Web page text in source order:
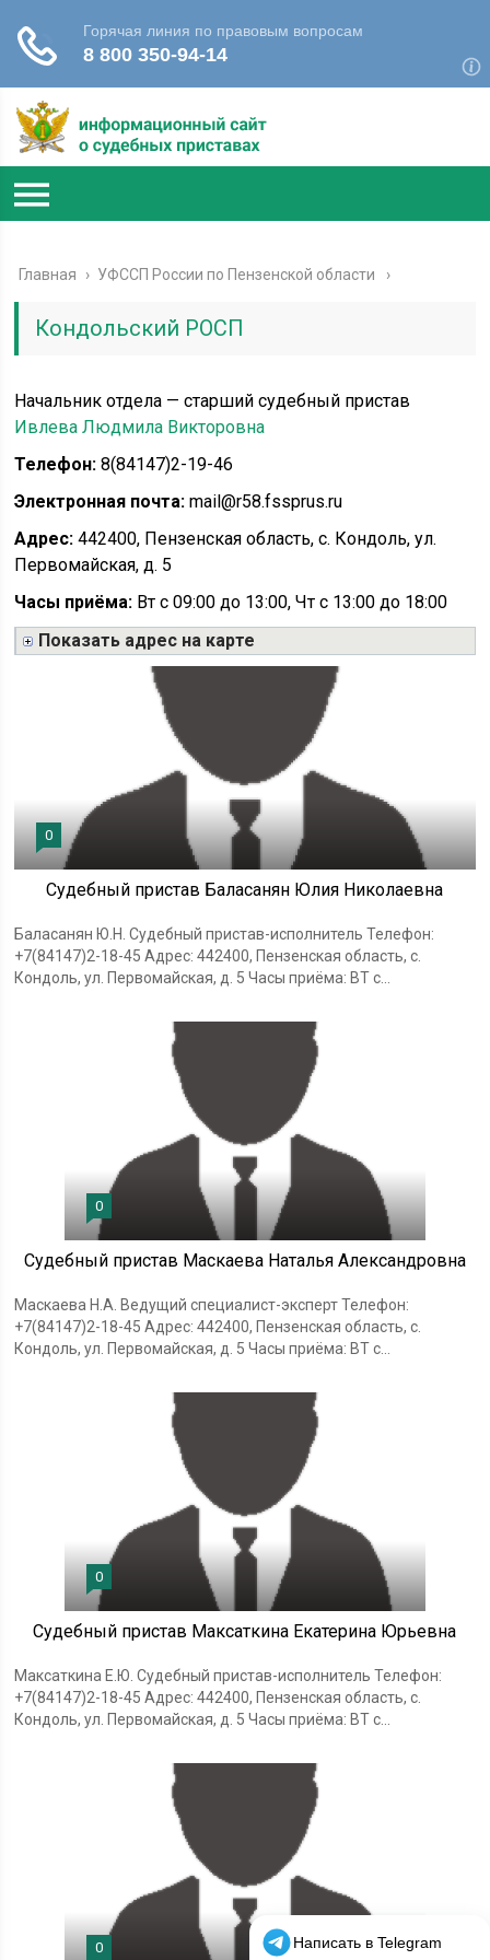
Главная › УФССП России по Пензенской области
Кондольский РОСП
Начальник отдела — старший судебный пристав
Ивлева Людмила Викторовна
Телефон: 8(84147)2-19-46
Электронная почта: mail@r58.fssprus.ru
Адрес: 442400, Пензенская область, с. Кондоль, ул.
Первомайская, д. 5
Часы приёма: Вт с 09:00 до 13:00, Чт с 13:00 до 18:00
Показать адрес на карте
0
Судебный пристав Баласанян Юлия Николаевна
Баласанян Ю.Н. Судебный пристав-исполнитель Телефон:
+7(84147)2-18-45 Адрес: 442400, Пензенская область, с.
Кондоль, ул. Первомайская, д. 5 Часы приёма: ВТ с...
0
Судебный пристав Маскаева Наталья Александровна
Маскаева Н.А. Ведущий специалист-эксперт Телефон:
+7(84147)2-18-45 Адрес: 442400, Пензенская область, с.
Кондоль, ул. Первомайская, д. 5 Часы приёма: ВТ с...
0
Судебный пристав Максаткина Екатерина Юрьевна
Максаткина Е.Ю. Судебный пристав-исполнитель Телефон:
+7(84147)2-18-45 Адрес: 442400, Пензенская область, с.
Кондоль, ул. Первомайская, д. 5 Часы приёма: ВТ с...
0